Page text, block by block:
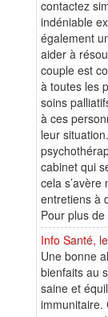
contactez
indéniable
également
aider à
couple est
à toutes les
soins
à ces
leur
cabinet qui
cela
entretiens à
Pour plus
Info Santé,
Une bonne
bienfaits au
saine et
immunitaire.